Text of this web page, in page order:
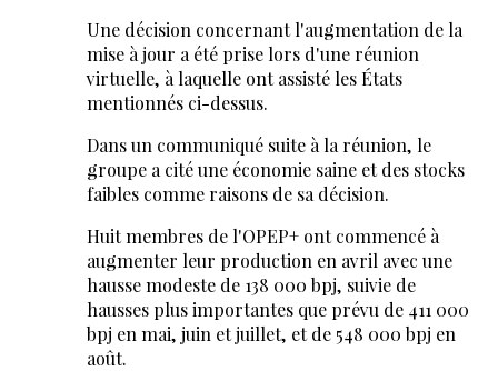
Une décision concernant l'augmentation de la
mise à jour a été prise lors d'une réunion
virtuelle, à laquelle ont assisté les États
mentionnés ci-dessus.
Dans un communiqué suite à la réunion, le
groupe a cité une économie saine et des stocks
faibles comme raisons de sa décision.
Huit membres de l'OPEP+ ont commencé à
augmenter leur production en avril avec une
hausse modeste de 138 000 bpj, suivie de
hausses plus importantes que prévu de 411 000
bpj en mai, juin et juillet, et de 548 000 bpj en
août.